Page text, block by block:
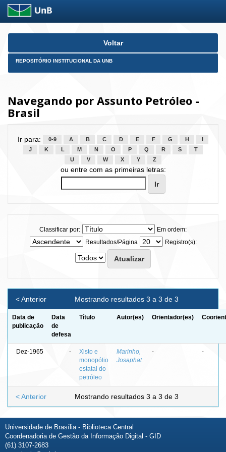
Skip
Voltar
REPOSITÓRIO INSTITUCIONAL DA UNB
Navegando por Assunto Petróleo -
Brasil
Ir para: 0-9 A B C D E F G H
J
K L M N O P Q R S
T
U
V W X Y Z
ou entre com as primeiras letras:
Classificar por:
Em ordem:
Resultados/Página
Registro(s):
Mostrando resultados 3 a 3 de 3
< Anterior
Data de
publicação
Data
de
defesa
Título Autor(es) Orientador(es)
Dez-1965 -
Xisto e
monopólio
estatal do
petróleo
Marinho,
Josaphat
- -
Mostrando resultados 3 a 3 de 3
< Anterior
Universidade de Brasília - Biblioteca Central
Coordenadoria de Gestão da Informação Digital - GID
(61) 3107-2683